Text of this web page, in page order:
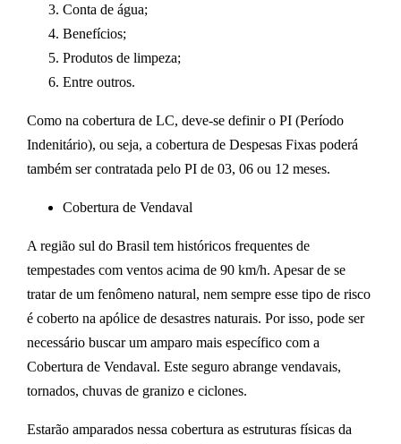
Conta de água;
Benefícios;
Produtos de limpeza;
Entre outros.
Como na cobertura de LC, deve-se definir o PI (Período
Indenitário), ou seja, a cobertura de Despesas Fixas poderá
também ser contratada pelo PI de 03, 06 ou 12 meses.
Cobertura de Vendaval
A região sul do Brasil tem históricos frequentes de
tempestades com ventos acima de 90 km/h. Apesar de se
tratar de um fenômeno natural, nem sempre esse tipo de risco
é coberto na apólice de desastres naturais. Por isso, pode ser
necessário buscar um amparo mais específico com a
Cobertura de Vendaval. Este seguro abrange vendavais,
tornados, chuvas de granizo e ciclones.
Estarão amparados nessa cobertura as estruturas físicas da